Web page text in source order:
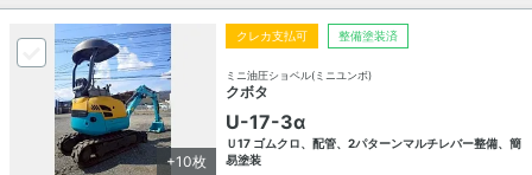
+10枚
クレカ支払可 整備塗装済
ミニ油圧ショベル(ミニユンボ)
クボタ
U-17-3α
Ｕ17 ゴムクロ、配管、2パターンマルチレバー整備、簡
易塗装